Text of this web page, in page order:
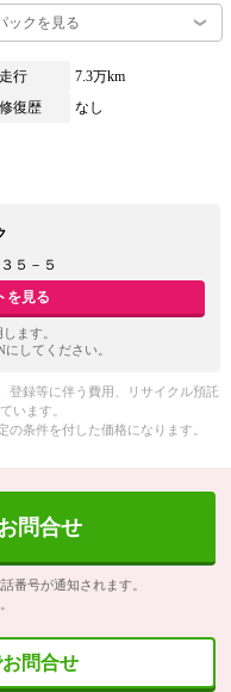
ックを見る
走行
7.3万km
修復歴
なし
５－５
を見る
ます。
してください。
登録等に伴う費用、リサイクル預託
います。
条件を付した価格になります。
問合せ
番号が通知されます。
お問合せ